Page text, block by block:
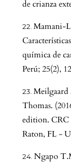
de crianza
Mamani-
química de
Perú; 25(2),
Thomas.
edition. CRC
Raton, FL -
Ngapo